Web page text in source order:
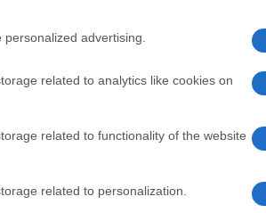
advertising.
related to analytics like cookies on
related to functionality of the website
related to personalization.
esperti
e modelli replicabili per
redditizio. Oggi più che
è necessario
come le aziende di
del bestseller “The